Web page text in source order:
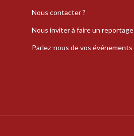
Nous contacter ?
Nous inviter à faire un reportage
Parlez-nous de vos événements